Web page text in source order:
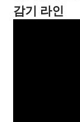
감기 라인